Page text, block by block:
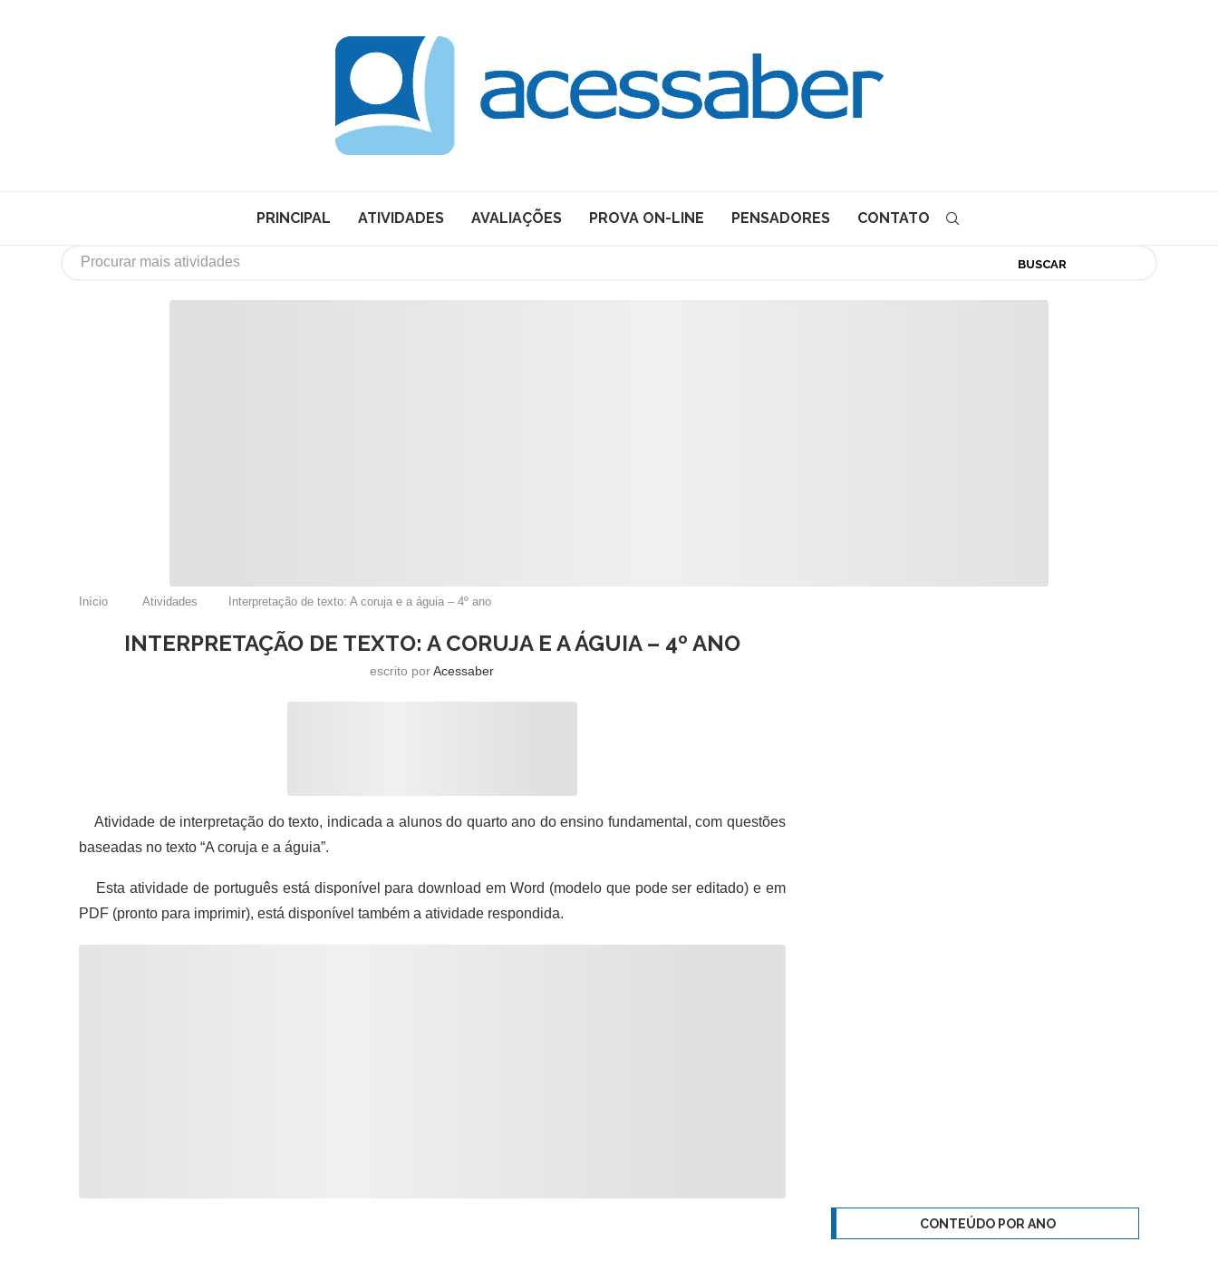
PRINCIPAL ATIVIDADES AVALIAÇÕES PROVA ON-LINE PENSADORES CONTATO
BUSCAR
Início Atividades Interpretação de texto: A coruja e a águia – 4º ano
INTERPRETAÇÃO DE TEXTO: A CORUJA E A ÁGUIA – 4º ANO
escrito porAcessaber
Atividade de interpretação do texto, indicada a alunos do quarto ano do ensino fundamental, com questões
baseadas no texto “A coruja e a águia”.
Esta atividade de português está disponível para download em Word (modelo que pode ser editado) e em
PDF (pronto para imprimir), está disponível também a atividade respondida.
CONTEÚDO POR ANO